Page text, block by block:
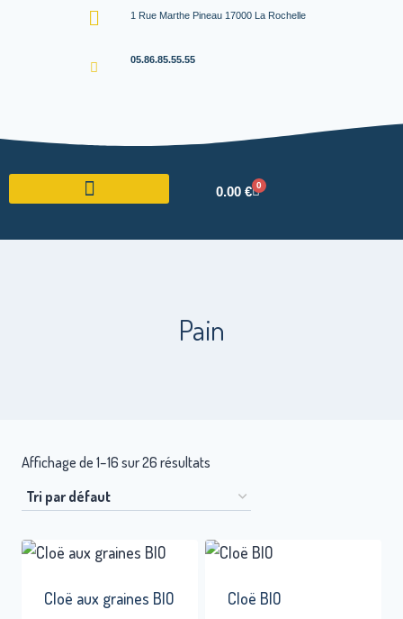
1 Rue Marthe Pineau 17000 La Rochelle
05.86.85.55.55
0.00 € 0
Pain
Affichage de 1–16 sur 26 résultats
Cloë aux graines BIO Cloë BIO